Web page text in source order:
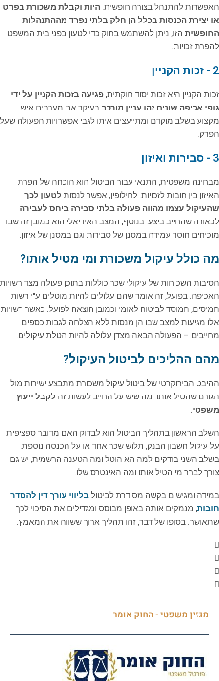
האפשרות להתנהל בצורה חופשית. היות וקבלת משכורת בפרט
או יצירת הכנסות בכלל הן חלק בלתי נפרד מההתנהלות
החופשית הזו, ניתן להשתמש בחוק כדי לטעון בפני בית המשפט
להפרת זכויות.
2 - זכות הקניין
זכות הקניין היא זכות יסוד חוקתית, פגיעה בזכות הקניין על ידי
גופי אכיפה שונים זהו עניין מורכב בעיקר אם מערבים איש
מקצוע בשלב מוקדם ומתייעצים איתו לגבי אפשרויות הפעולה שעל
הפרק.
3 - סבירות ואיזון
מבחינה משפטית, התנאי עבור הביטול הוא הוכחה של הפרת
האיזון בין חובות לזכויות. לחילופין, אפשר לנסות לטעון לכך
שהעיקול עצמו מהווה פעולה בלתי סבירה ביחס לעבירה
לכאורה שהחייב ביצע. בנוסף, המצב האידיאלי הוא כמובן זה שבו
מוכיחים חוסר עמידה במסנן של סבירות וגם במסנן של איזון.
מה כולל עיקול משכורת ומי מטיל אותו?
הסיבות השכיחות של עיקולי שכר כוללות בתוכן פעולה מצד רשויות
האכיפה. בפועל, זה אומר שהם עלולים להיות מוטלים ע"י רשות
המיסים, המוסד לביטוח לאומי וכמובן הוצאה לפועל. כאשר רשויות
אלו מגיעות למצב שבו הן מנסות ללא הצלחה לגבות כספים
מחייבים – הפעולה הבאה מצדן עלולה להיות הטלת עיקולים.
מהם ההליכים לביטול העיקול?
ההיבט הבירוקרטי של ביטול עיקול משכורת מתבצע ישירות מול
הגורם שהטיל אותו. מה שיש על החייב לעשות זה לקבל ייעוץ
משפטי.
השלב הראשון בתהליך הביטול הוא לבדוק האם מדובר ספציפית
על עיקול חשבון הבנק, תלוש שכר אחד או על הכנסה נוספת.
בשלב השני בודקים למה הא הוטל ומה הטענה הרשמית, יש גם
צורך לברר מי הטיל אותו ומה האינטרס שלו.
במידה ומגישים בקשה מסודרת לביטול בליווי עורך דין להסדר
חובות, מנמקים אותה באופן מבוסס ומגדילים את הסיכוי לכך
שתאושר. בסופו של דבר, זהו תהליך ארוך ששווה את המאמץ.
מגזין משפטי - החוק אומר